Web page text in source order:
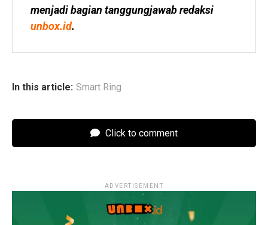
unbox.id.
In this article: Smart Ring
Click to comment
ADVERTISEMENT